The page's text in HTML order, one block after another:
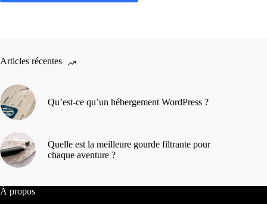
Articles récentes
Qu’est-ce qu’un hébergement WordPress ?
Quelle est la meilleure gourde filtrante pour
chaque aventure ?
À propos